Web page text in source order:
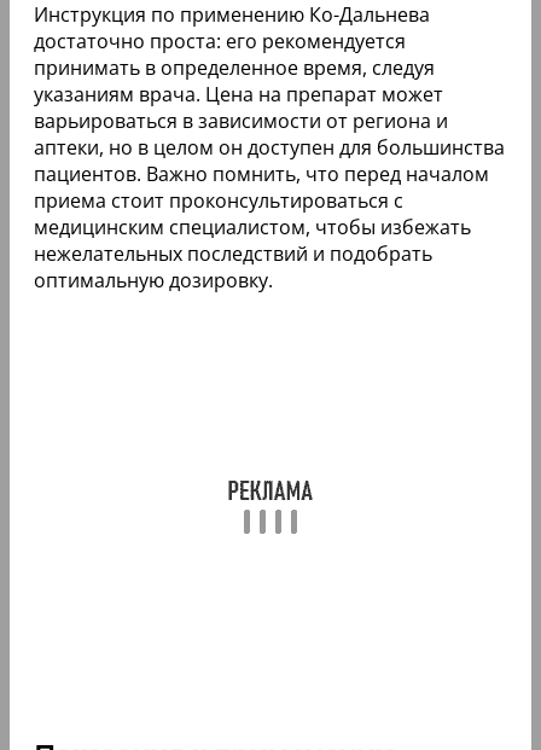
Инструкция по применению Ко-Дальнева
достаточно проста: его рекомендуется
принимать в определенное время, следуя
указаниям врача. Цена на препарат может
варьироваться в зависимости от региона и
аптеки, но в целом он доступен для большинства
пациентов. Важно помнить, что перед началом
приема стоит проконсультироваться с
медицинским специалистом, чтобы избежать
нежелательных последствий и подобрать
оптимальную дозировку.